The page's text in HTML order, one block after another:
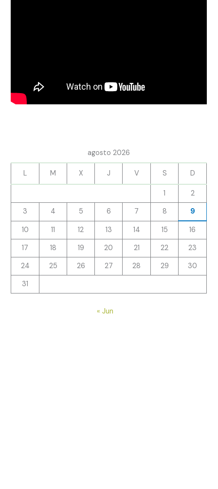
agosto 2026
L M X J V S D
1
2
3
4 5 6 7 8
9
10
11 12 13 14 15
16
17
18 19 20 21 22
23
24
25 26 27 28 29
30
31
« Jun